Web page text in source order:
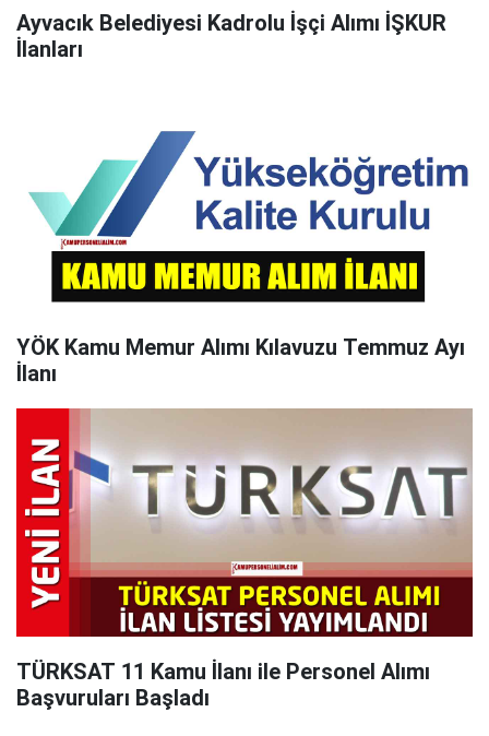
Ayvacık Belediyesi Kadrolu İşçi Alımı İŞKUR
İlanları
YÖK Kamu Memur Alımı Kılavuzu Temmuz Ayı
İlanı
TÜRKSAT 11 Kamu İlanı ile Personel Alımı
Başvuruları Başladı